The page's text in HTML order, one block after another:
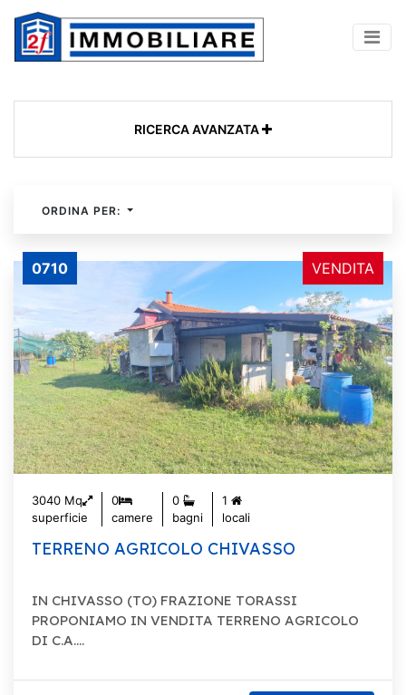
RICERCA AVANZATA
ORDINA PER:
VENDITA
0710
3040 Mq
superficie
0
camere
0
bagni
1
locali
TERRENO AGRICOLO CHIVASSO
IN CHIVASSO (TO) FRAZIONE TORASSI
PROPONIAMO IN VENDITA TERRENO AGRICOLO
DI C.A....